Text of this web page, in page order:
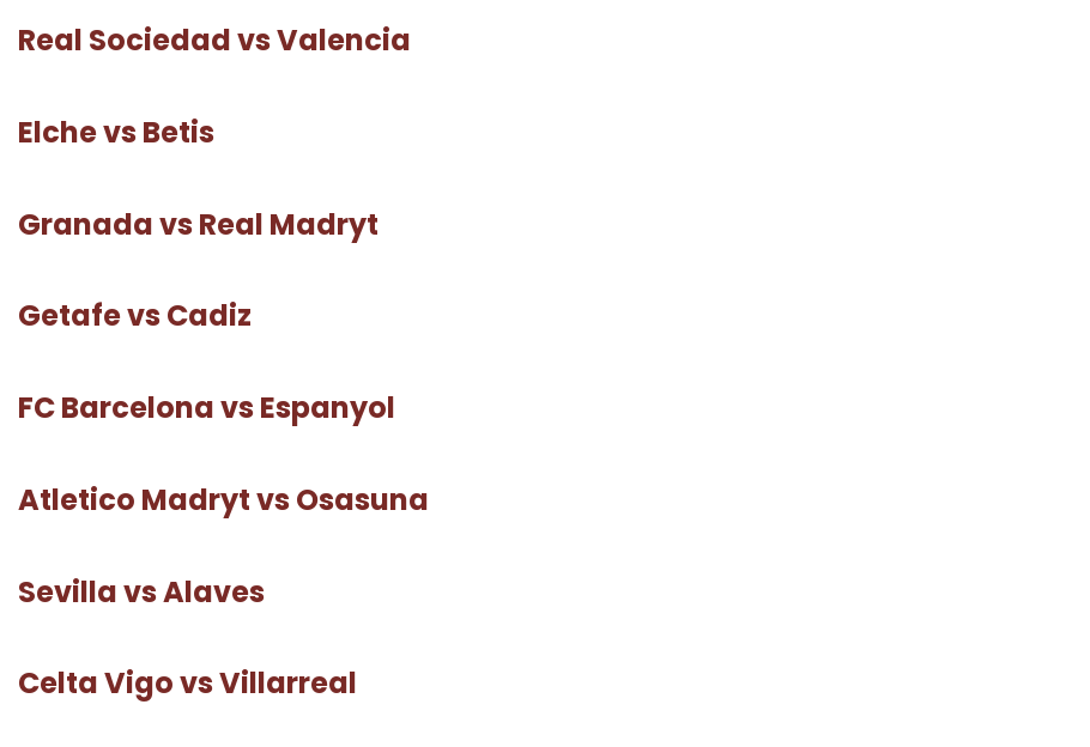
Real Sociedad vs Valencia
Elche vs Betis
Granada vs Real Madryt
Getafe vs Cadiz
FC Barcelona vs Espanyol
Atletico Madryt vs Osasuna
Sevilla vs Alaves
Celta Vigo vs Villarreal